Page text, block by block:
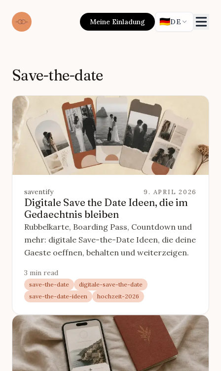
Meine Einladung 🇩🇪DE
Save-the-date
saventify 9. APRIL 2026
Digitale Save the Date Ideen, die im
Gedaechtnis bleiben
Rubbelkarte, Boarding Pass, Countdown und
mehr: digitale Save-the-Date Ideen, die deine
Gaeste oeffnen, behalten und weiterzeigen.
3 min read
save-the-date
digitale-save-the-date
save-the-date-ideen
hochzeit-2026